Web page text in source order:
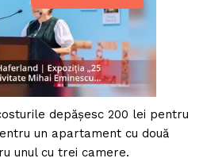
depăşesc 200 lei pentru
un apartament cu două
unul cu trei camere.